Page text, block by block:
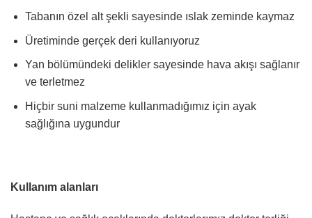
Tabanın özel alt şekli sayesinde ıslak zeminde kaymaz
Üretiminde gerçek deri kullanıyoruz
Yan bölümündeki delikler sayesinde hava akışı sağlanır
ve terletmez
Hiçbir suni malzeme kullanmadığımız için ayak
sağlığına uygundur
Kullanım alanları